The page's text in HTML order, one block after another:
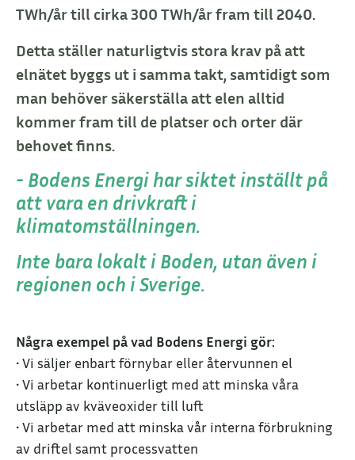
TWh/år till cirka 300 TWh/år fram till 2040.
Detta ställer naturligtvis stora krav på att
elnätet byggs ut i samma takt, samtidigt som
man behöver säkerställa att elen alltid
kommer fram till de platser och orter där
behovet finns.
- Bodens Energi har siktet inställt på
att vara en drivkraft i
klimatomställningen.
Inte bara lokalt i Boden, utan även i
regionen och i Sverige.
Några exempel på vad Bodens Energi gör:
• Vi säljer enbart förnybar eller återvunnen el
• Vi arbetar kontinuerligt med att minska våra
utsläpp av kväveoxider till luft
• Vi arbetar med att minska vår interna förbrukning
av driftel samt processvatten